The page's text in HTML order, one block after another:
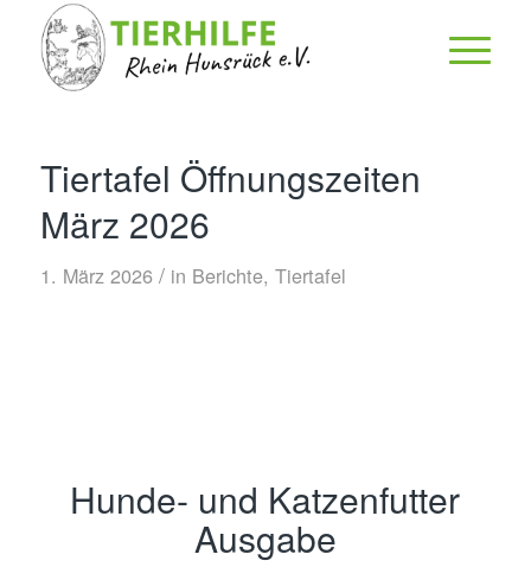
Tiertafel Öffnungszeiten
März 2026
1. März 2026 / in Berichte, Tiertafel
Hunde- und Katzenfutter
Ausgabe